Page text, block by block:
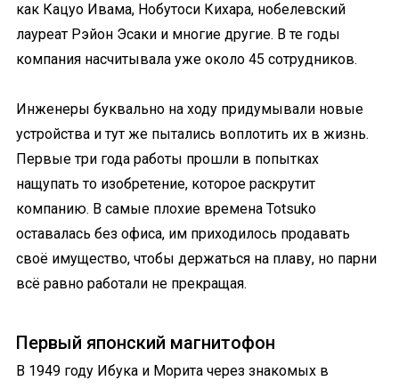
как Кацуо Ивама, Нобутоси Кихара, нобелевский
лауреат Рэйон Эсаки и многие другие. В те годы
компания насчитывала уже около 45 сотрудников.
Инженеры буквально на ходу придумывали новые
устройства и тут же пытались воплотить их в жизнь.
Первые три года работы прошли в попытках
нащупать то изобретение, которое раскрутит
компанию. В самые плохие времена Totsuko
оставалась без офиса, им приходилось продавать
своё имущество, чтобы держаться на плаву, но парни
всё равно работали не прекращая.
Первый японский магнитофон
В 1949 году Ибука и Морита через знакомых в